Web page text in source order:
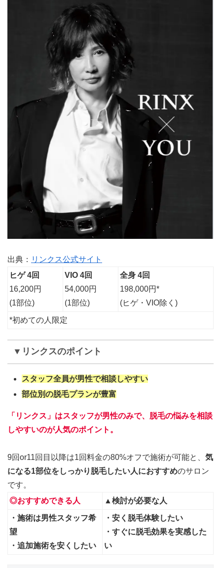
出典： リンクス公式サイト
ヒゲ 4回
16,200円
(1部位)
VIO 4回
54,000円
(1部位)
全身 4回
198,000円*
(ヒゲ・VIO除く)
*初めての人限定
▼リンクスのポイント
スタッフ全員が男性で相談しやすい
部位別の脱毛プランが豊富
「 リンクス 」はスタッフが男性のみで、脱毛の悩みを相談
しやすいのが人気のポイント。
9回or11回目以降は1回料金の80%オフで施術が可能と、 気
になる1部位をしっかり脱毛したい人におすすめのサロン
です。
◎おすすめできる人
▲検討が必要な人
・施術は男性スタッフ希
望
・ 追加施術を安く したい
・安く脱毛体験したい
・すぐに脱毛効果を実感した
い